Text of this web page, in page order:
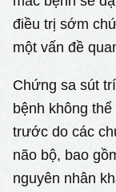
điều trị sớm
một vấn đề
Chứng sa sút
bệnh không
trước do các
não bộ, bao
nguyên nhân